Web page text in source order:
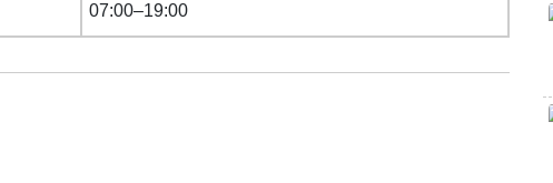
07:00–19:00